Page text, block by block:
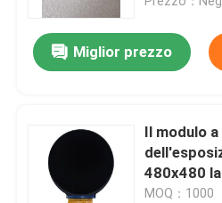
Miglior prezzo
Il modulo
480x480
APPUNTA
MOQ：1000